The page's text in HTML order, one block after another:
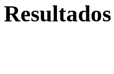
Resultados